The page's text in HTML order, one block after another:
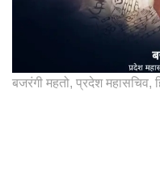
बजरंगी महतो, प्रदेश महासचिव,